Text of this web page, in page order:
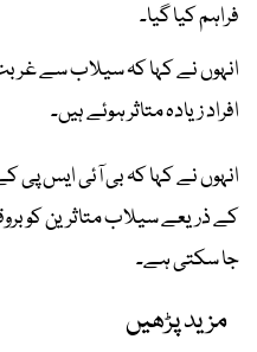
فراہم کیا گیا۔
انہوں نے کہا کہ سیلاب سے
افراد زیادہ متاثر ہوئے ہیں۔
انہوں نے کہا کہ بی آئی ایس
کے ذریعے سیلاب متاثرین کو
جا سکتی ہے۔
مزید پڑھیں